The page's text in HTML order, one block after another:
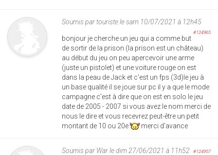
Soumis partouristele sam 10/07/2021 à 12h45
#124965
bonjour je cherche un jeu qui a comme but
de sortir de la prison (la prison est un château)
au début du jeu on peu apercevoir une arme
(juste un pistolet) et une voiture rouge on est
dans la peau de Jack et c'est un fps (3d)le jeu à
un base qualité il se joue sur pc il y a que le mode
campagne c'est à dire que on est en solo le jeu
date de 2005 - 2007 si vous avez le nom merci de
nous le dire et vous recevrez peut-être un petit
montant de 10 ou 20e
merci d'avance
Soumis par Warle dim 27/06/2021 à 11h52 #124957